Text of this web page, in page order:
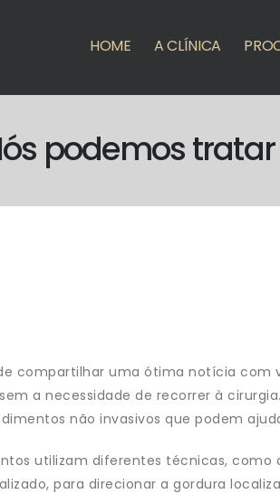
HOME A CLÍNICA
podemos
compartilhar uma ótima notícia com
a necessidade de recorrer à
não invasivos que podem
utilizam diferentes técnicas, como
para direcionar a gordura